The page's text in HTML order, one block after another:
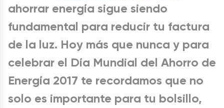
ahorrar energía sigue siendo
fundamental para reducir tu factura
de la luz. Hoy más que nunca y para
celebrar el Día Mundial del Ahorro de
Energía 2017 te recordamos que no
solo es importante para tu bolsillo,